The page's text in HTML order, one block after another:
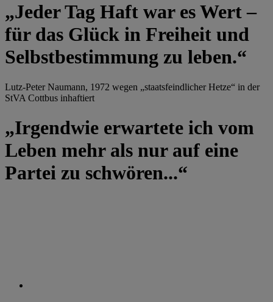
„Jeder Tag Haft war es Wert –
für das Glück in Freiheit und
Selbstbestimmung zu leben.“
Lutz-Peter Naumann, 1972 wegen „staatsfeindlicher Hetze“ in der
StVA Cottbus inhaftiert
„Irgendwie erwartete ich vom
Leben mehr als nur auf eine
Partei zu schwören...“